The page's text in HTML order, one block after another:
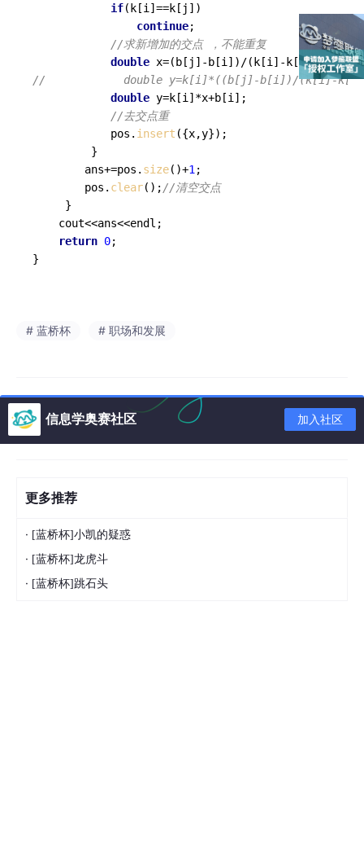
if(k[i]==k[j])
continue;
//求新增加的交点 ，不能重复
double
//            double y=k[i]*((b[j]-b[i])/(k[i]-
double y=k[i]*x+b[i];
//去交点重
pos. insert ({x,y});
}
ans+=pos. size()+1 ;
pos. clear();//清空交点
}
cout<<ans<<endl;
return 0;
}
# 蓝桥杯 # 职场和发展
信息学奥赛社区 加入社区
更多推荐
· [蓝桥杯]小凯的疑惑
· [蓝桥杯]龙虎斗
· [蓝桥杯]跳石头